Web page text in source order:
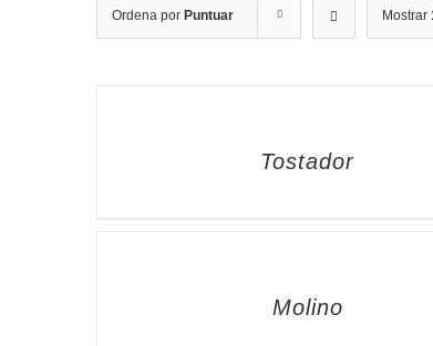
Ordena por Puntuar Mostrar
Tostador
Molino